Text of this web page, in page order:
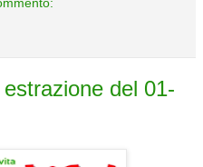
del 01-